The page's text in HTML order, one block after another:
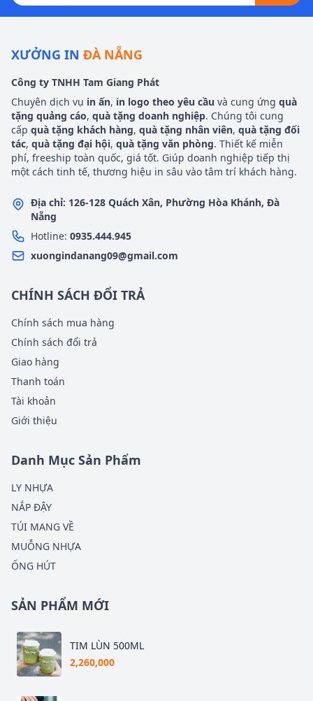
XƯỞNG IN ĐÀ NẴNG
Công ty TNHH Tam Giang Phát
Chuyên dịch vụ in ấn, in logo theo yêu cầu và cung ứng quà
tặng quảng cáo, quà tặng doanh nghiệp. Chúng tôi cung
cấp quà tặng khách hàng, quà tặng nhân viên, quà tặng đối
tác, quà tặng đại hội, quà tặng văn phòng. Thiết kế miễn
phí, freeship toàn quốc, giá tốt. Giúp doanh nghiệp tiếp thị
một cách tinh tế, thương hiệu in sâu vào tâm trí khách hàng.
Địa chỉ: 126-128 Quách Xân, Phường Hòa Khánh, Đà
Nẵng
Hotline: 0935.444.945
xuongindanang09@gmail.com
CHÍNH SÁCH ĐỔI TRẢ
Chính sách mua hàng
Chính sách đổi trả
Giao hàng
Thanh toán
Tài khoản
Giới thiệu
Danh Mục Sản Phẩm
LY NHỰA
NẮP ĐẬY
TÚI MANG VỀ
MUỖNG NHỰA
ỐNG HÚT
SẢN PHẨM MỚI
TIM LÙN 500ML
2,260,000